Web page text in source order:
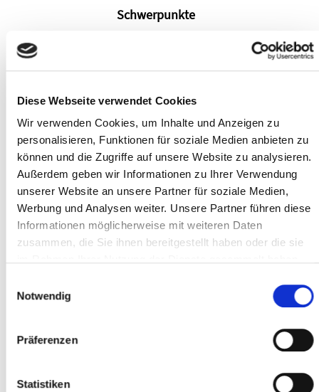
Diese Webseite verwendet Cookies
Wir verwenden Cookies, um Inhalte und Anzeigen zu
personalisieren, Funktionen für soziale Medien anbieten zu
können und die Zugriffe auf unsere Website zu analysieren.
Außerdem geben wir Informationen zu Ihrer Verwendung
unserer Website an unsere Partner für soziale Medien,
Werbung und Analysen weiter. Unsere Partner führen diese
Informationen möglicherweise mit weiteren Daten
zusammen, die Sie ihnen bereitgestellt haben oder die sie
Notwendig
Präferenzen
Statistiken
Schwerpunkte
Import von digital vorliegenden
Sicht- und E-
XRechnung und ZUGFeRD)
Import von Belegen auch mit
Begleitdokumenten
Visualisierung von importierten
X-Rechnungen
Erkennung und Anzeige von
identischen, bereits gebuchten
und Ausgabe von Warnungen